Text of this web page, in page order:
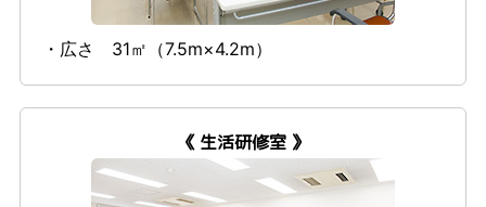
・広さ 31㎡（7.5m×4.2m）
《 生活研修室 》